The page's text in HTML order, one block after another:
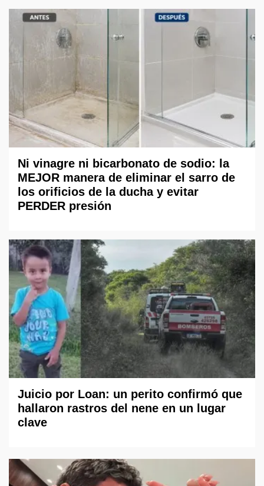
Ni vinagre ni bicarbonato de sodio: la
MEJOR manera de eliminar el sarro de
los orificios de la ducha y evitar
PERDER presión
Juicio por Loan: un perito confirmó que
hallaron rastros del nene en un lugar
clave